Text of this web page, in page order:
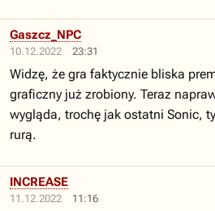
10.12.2022 23:31
Gaszcz_NPC
Widzę, że gra faktycznie bliska
graficzny już zrobiony. Teraz
wygląda, trochę jak ostatni Sonic,
rurą.
11.12.2022 11:16
INCREASE